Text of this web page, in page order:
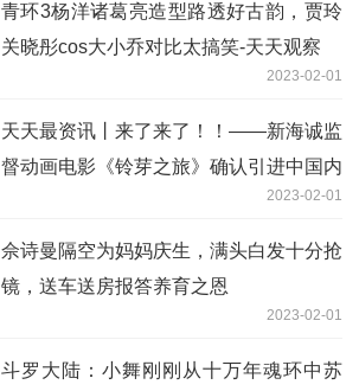
青环3杨洋诸葛亮造型路透好古韵，贾玲
关晓彤cos大小乔对比太搞笑-天天观察
2023-02-01
天天最资讯丨来了来了！！——新海诚监
督动画电影《铃芽之旅》确认引进中国内
2023-02-01
佘诗曼隔空为妈妈庆生，满头白发十分抢
镜，送车送房报答养育之恩
2023-02-01
斗罗大陆：小舞刚刚从十万年魂环中苏